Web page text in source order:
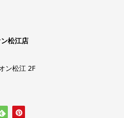
松江店
ン松江 2F